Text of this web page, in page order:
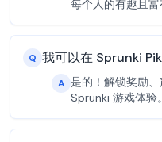
每个人的有趣且富
Q 我可以在 Sprunki
A 是的！解锁奖励
Sprunki 游戏体验。